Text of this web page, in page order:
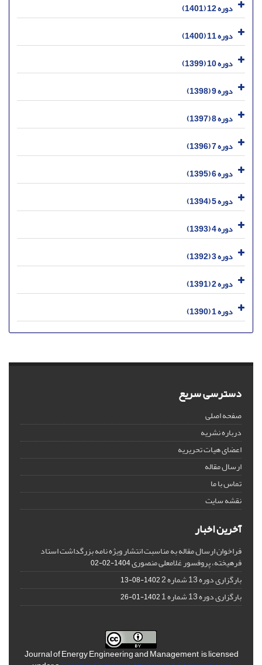
دوره 12 (1401)
دوره 11 (1400)
دوره 10 (1399)
دوره 9 (1398)
دوره 8 (1397)
دوره 7 (1396)
دوره 6 (1395)
دوره 5 (1394)
دوره 4 (1393)
دوره 3 (1392)
دوره 2 (1391)
دوره 1 (1390)
دسترسی سریع
صفحه اصلی
درباره نشریه
اعضای هیات تحریریه
ارسال مقاله
تماس با ما
نقشه سایت
آخرین اخبار
فراخوان ارسال مقاله به مناسبت انتشار ویژه نامه بزرگداشت استاد
فرهیخته، پروفسور غلامعلی منصوری1404-02-02
بارگزاری دوره 13 شماره 2 1402-08-13
بارگزاری دوره 13 شماره 1 1402-01-26
Journal of Energy Engineering and Management is licensed